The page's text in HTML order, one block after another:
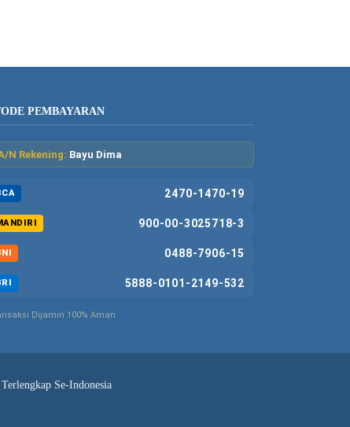
PEMBAYARAN
N Rekening: Bayu Dima
2470-1470-19
900-00-3025718-3
0488-7906-15
5888-0101-2149-532
Dijamin 100% Aman
Se-Indonesia